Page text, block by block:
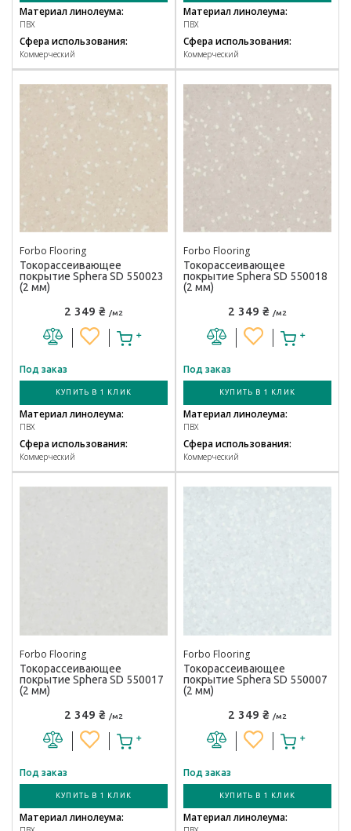
Материал линолеума:
ПВХ
Сфера использования:
Коммерческий
Материал линолеума:
ПВХ
Сфера использования:
Коммерческий
Forbo Flooring
Токорассеивающее
покрытие Sphera SD 550023
(2 мм)
2 349 ₴ /м2
Под заказ
КУПИТЬ В 1 КЛИК
Материал линолеума:
ПВХ
Сфера использования:
Коммерческий
Forbo Flooring
Токорассеивающее
покрытие Sphera SD 550018
(2 мм)
2 349 ₴ /м2
Под заказ
КУПИТЬ В 1 КЛИК
Материал линолеума:
ПВХ
Сфера использования:
Коммерческий
Forbo Flooring
Токорассеивающее
покрытие Sphera SD 550017
(2 мм)
2 349 ₴ /м2
Под заказ
КУПИТЬ В 1 КЛИК
Материал линолеума:
Forbo Flooring
Токорассеивающее
покрытие Sphera SD 550007
(2 мм)
2 349 ₴ /м2
Под заказ
КУПИТЬ В 1 КЛИК
Материал линолеума: